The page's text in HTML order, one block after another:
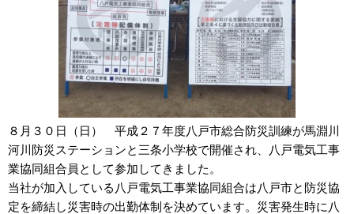
８月３０日（日） 平成２７年度八戸市総合防災訓練が馬淵川
河川防災ステーションと三条小学校で開催され、八戸電気工事
業協同組合員として参加してきました。
当社が加入している八戸電気工事業協同組合は八戸市と防災協
定を締結し災害時の出勤体制を決めています。災害発生時に八